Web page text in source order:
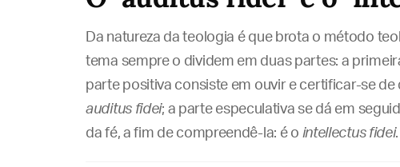
Da natureza da teologia é que brota o método
tema sempre o dividem em duas partes: a
parte positiva consiste em ouvir e certificar-se de
auditus fidei; a parte especulativa se dá em
da fé, a fim de compreendê-la: é o intellectus fidei.